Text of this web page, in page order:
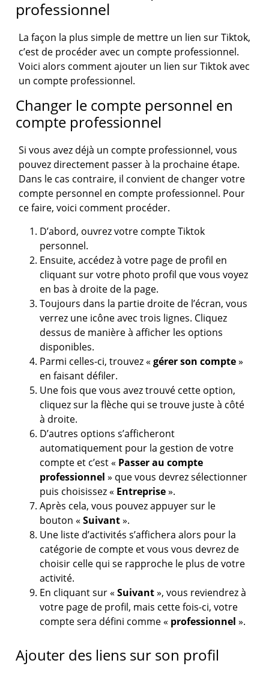
professionnel
La façon la plus simple de mettre un lien sur Tiktok,
c’est de procéder avec un compte professionnel.
Voici alors comment ajouter un lien sur Tiktok avec
un compte professionnel.
Changer le compte personnel en
compte professionnel
Si vous avez déjà un compte professionnel, vous
pouvez directement passer à la prochaine étape.
Dans le cas contraire, il convient de changer votre
compte personnel en compte professionnel. Pour
ce faire, voici comment procéder.
D’abord, ouvrez votre compte Tiktok
personnel.
Ensuite, accédez à votre page de profil en
cliquant sur votre photo profil que vous voyez
en bas à droite de la page.
Toujours dans la partie droite de l’écran, vous
verrez une icône avec trois lignes. Cliquez
dessus de manière à afficher les options
disponibles.
Parmi celles-ci, trouvez «gérer son compte»
en faisant défiler.
Une fois que vous avez trouvé cette option,
cliquez sur la flèche qui se trouve juste à côté
à droite.
D’autres options s’afficheront
automatiquement pour la gestion de votre
compte et c’est « Passer au compte
professionnel » que vous devrez sélectionner
puis choisissez « Entreprise».
Après cela, vous pouvez appuyer sur le
bouton «Suivant».
Une liste d’activités s’affichera alors pour la
catégorie de compte et vous vous devrez de
choisir celle qui se rapproche le plus de votre
activité.
En cliquant sur «Suivant», vous reviendrez à
votre page de profil, mais cette fois-ci, votre
compte sera défini comme « professionnel ».
Ajouter des liens sur son profil